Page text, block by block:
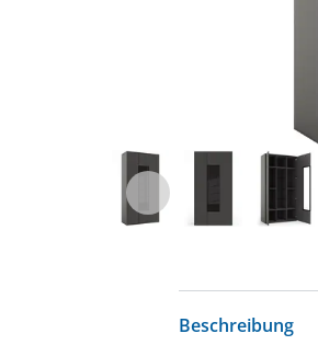
Beschreibung